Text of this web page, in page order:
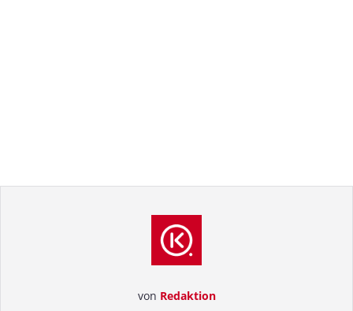
von Redaktion